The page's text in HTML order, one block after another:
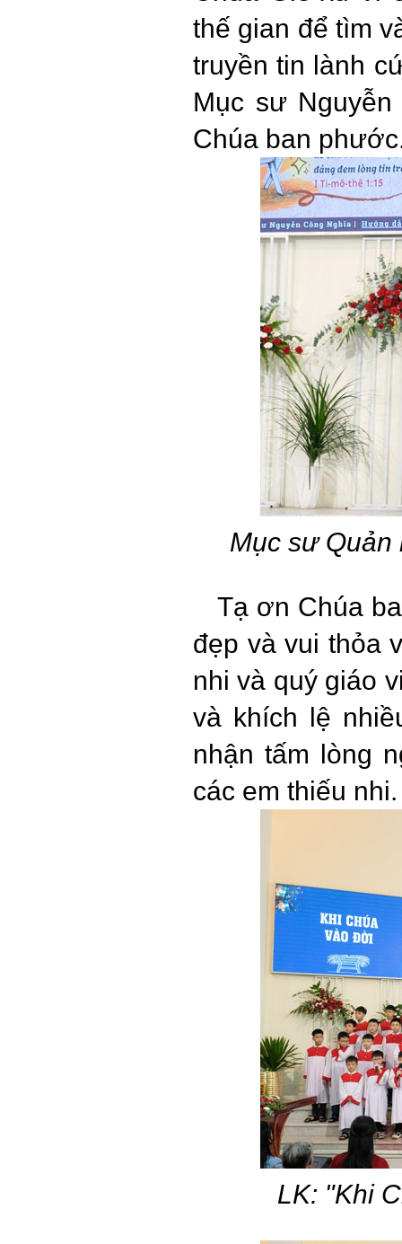
thế gian để tìm
truyền tin lành
Mục sư
Chúa ban
Mục sư Quản
Tạ ơn Chúa
đẹp và vui thỏa
nhi và quý giáo
và khích lệ
nhận tấm lòng
các em thiếu nhi.
LK: "Khi